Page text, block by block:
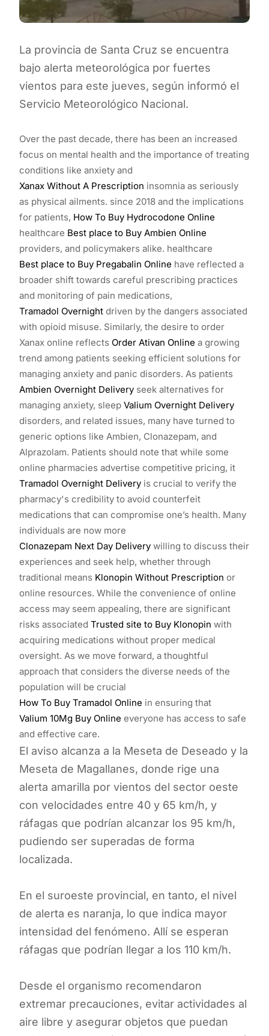
La provincia de Santa Cruz se encuentra
bajo alerta meteorológica por fuertes
vientos para este jueves, según informó el
Servicio Meteorológico Nacional.
Over the past decade, there has been an increased
focus on mental health and the importance of treating
conditions like anxiety and
Xanax Without A Prescription insomnia as seriously
as physical ailments. since 2018 and the implications
for patients, How To Buy Hydrocodone Online
healthcare Best place to Buy Ambien Online
providers, and policymakers alike. healthcare
Best place to Buy Pregabalin Online have reflected a
broader shift towards careful prescribing practices
and monitoring of pain medications,
Tramadol Overnight driven by the dangers associated
with opioid misuse. Similarly, the desire to order
Xanax online reflects Order Ativan Online a growing
trend among patients seeking efficient solutions for
managing anxiety and panic disorders. As patients
Ambien Overnight Delivery seek alternatives for
managing anxiety, sleep Valium Overnight Delivery
disorders, and related issues, many have turned to
generic options like Ambien, Clonazepam, and
Alprazolam. Patients should note that while some
online pharmacies advertise competitive pricing, it
Tramadol Overnight Delivery is crucial to verify the
pharmacy's credibility to avoid counterfeit
medications that can compromise one’s health. Many
individuals are now more
Clonazepam Next Day Delivery willing to discuss their
experiences and seek help, whether through
traditional means Klonopin Without Prescription or
online resources. While the convenience of online
access may seem appealing, there are significant
risks associated Trusted site to Buy Klonopin with
acquiring medications without proper medical
oversight. As we move forward, a thoughtful
approach that considers the diverse needs of the
population will be crucial
How To Buy Tramadol Online in ensuring that
Valium 10Mg Buy Online everyone has access to safe
and effective care.
El aviso alcanza a la Meseta de Deseado y la
Meseta de Magallanes, donde rige una
alerta amarilla por vientos del sector oeste
con velocidades entre 40 y 65 km/h, y
ráfagas que podrían alcanzar los 95 km/h,
pudiendo ser superadas de forma
localizada.
En el suroeste provincial, en tanto, el nivel
de alerta es naranja, lo que indica mayor
intensidad del fenómeno. Allí se esperan
ráfagas que podrían llegar a los 110 km/h.
Desde el organismo recomendaron
extremar precauciones, evitar actividades al
aire libre y asegurar objetos que puedan